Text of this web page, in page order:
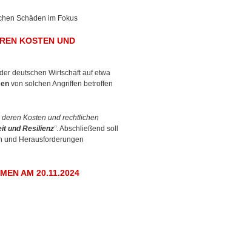
Schäden im Fokus
KOSTEN UND
deutschen Wirtschaft auf etwa
von solchen Angriffen betroffen
Kosten und rechtlichen
und Resilienz“. Abschließend soll
und Herausforderungen
AM 20.11.2024